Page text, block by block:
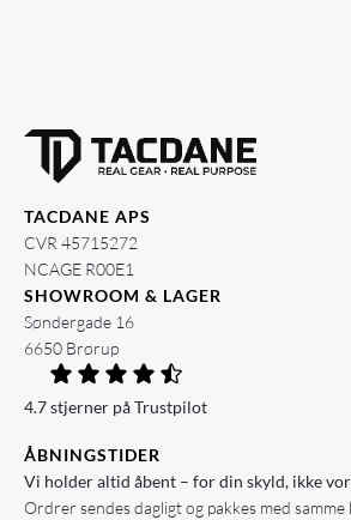
TACDANE APS
CVR 45715272
NCAGE R00E1
SHOWROOM & LAGER
Søndergade 16
6650 Brørup
4.7 stjerner på Trustpilot
ÅBNINGSTIDER
Vi holder altid åbent – for din skyld, ikke
Ordrer sendes dagligt og pakkes med